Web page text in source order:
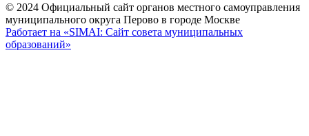
© 2024 Официальный сайт органов местного самоуправления
муниципального округа Перово в городе Москве
Работает на «SIMAI: Сайт совета муниципальных
образований»